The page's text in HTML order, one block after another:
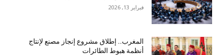
فبراير 13, 2026
المغرب.. إطلاق مشروع إنجاز مصنع لإنتاج
أنظمة هبوط الطائرات